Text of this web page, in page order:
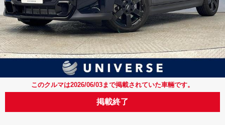
このクルマは2026/06/03まで掲載されていた車輛です。
掲載終了